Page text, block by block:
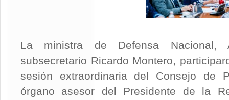
La ministra de Defensa Nacional,
subsecretario Ricardo Montero,
sesión extraordinaria del Consejo de
órgano asesor del Presidente de la